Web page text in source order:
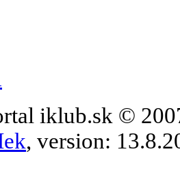
iklub.sk ©
, version: